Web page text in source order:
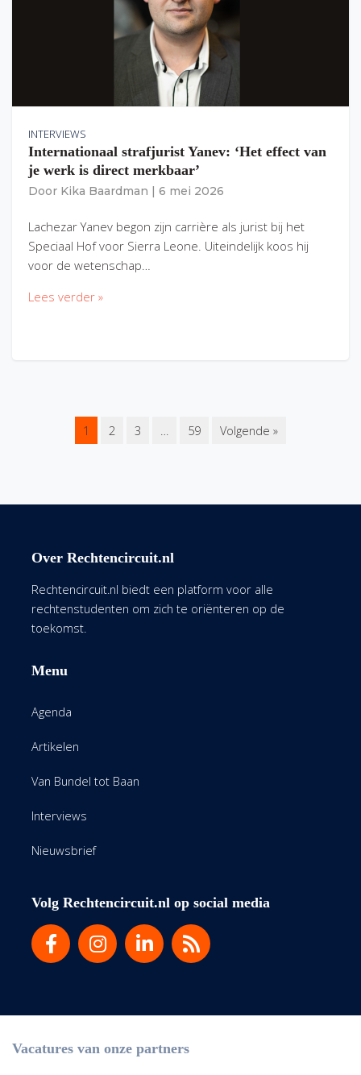
INTERVIEWS
Internationaal strafjurist Yanev: ‘Het effect van
je werk is direct merkbaar’
Door Kika Baardman 6 mei 2026
Lachezar Yanev begon zijn carrière als jurist bij het
Speciaal Hof voor Sierra Leone. Uiteindelijk koos hij
voor de wetenschap…
Lees verder »
1 2 3 … 59 Volgende »
Over Rechtencircuit.nl
Rechtencircuit.nl biedt een platform voor alle
rechtenstudenten om zich te oriënteren op de
toekomst.
Menu
Agenda
Artikelen
Van Bundel tot Baan
Interviews
Nieuwsbrief
Volg Rechtencircuit.nl op social media
Vacatures van onze partners